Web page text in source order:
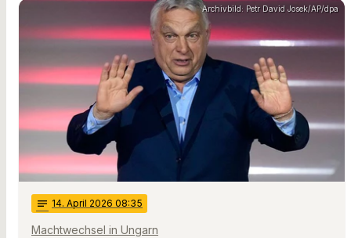
Archivbild: Petr David Josek/AP/dpa
notes 14. April 2026 08:35
Machtwechsel in Ungarn